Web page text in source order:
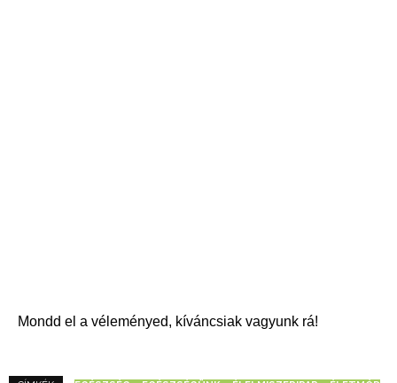
Mondd el a véleményed, kíváncsiak vagyunk rá!